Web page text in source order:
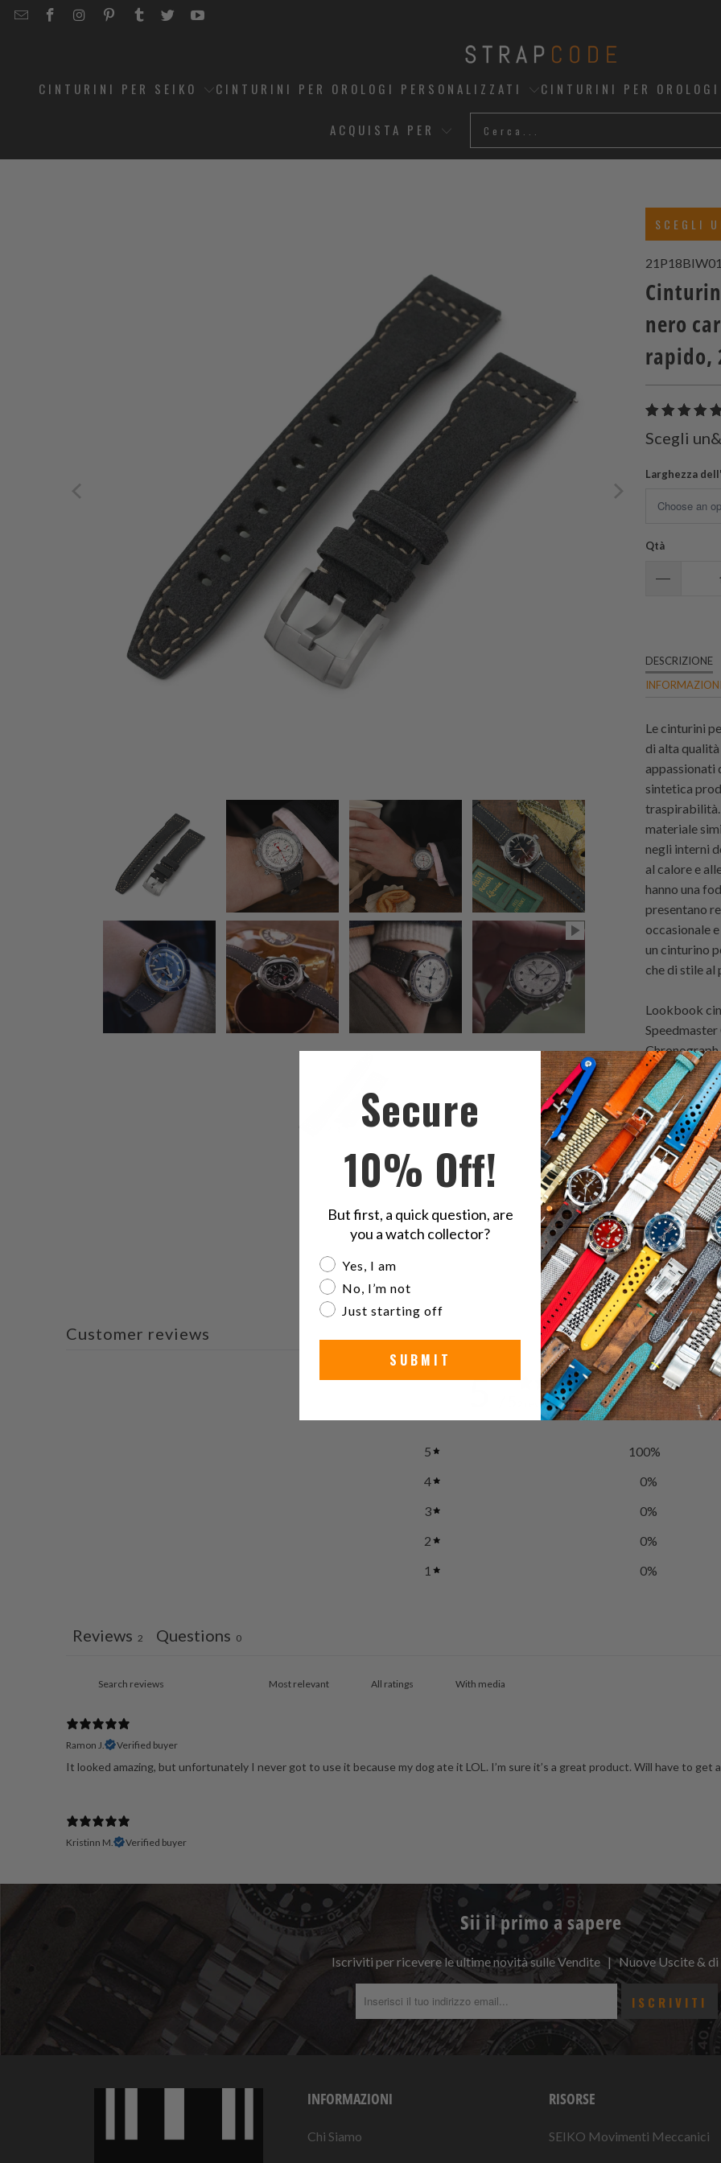
EMAILSTRAPCODE
STRAPCODE
STRAPCODE
STRAPCODE
STRAPCODE
STRAPCODE
CINTURINI PER SEIKO CINTURINI PER OROLOGI PERSONALIZZATI CINTURINI PER
ACQUISTA PER
SCEGLI
nero
rapido,
Scegli
Larghezza
Qtà
DESCRIZIONE
Le cinturini
di alta
appassionati
sintetica
traspirabilità.
materiale
negli interni
al calore e
hanno una
presentano
occasionale
un cinturino
che di stile al
Lookbook
Compressor
questo
su
Twitter
Customer reviews
5 2 reviews
5 100%
4
0%
3
0%
2
0%
1
0%
Reviews 2 Questions 0
With media
Ramon J. Verified buyer
It looked amazing, but unfortunately I never got to use it because my dog ate it LOL. I’m sure it’s a great product. Will have to get
Kristinn M. Verified buyer
Sii il primo a sapere
Iscriviti per ricevere le ultime novità sulle Vendite | Nuove Uscite & di
INFORMAZIONI
Chi Siamo
RISORSE
SEIKO Movimenti Meccanici
Secure
10% Off!
But first, a quick question, are
you a watch collector?
Are you a watch collector?
Yes, I am
No, I’m not
Just starting off
SUBMIT